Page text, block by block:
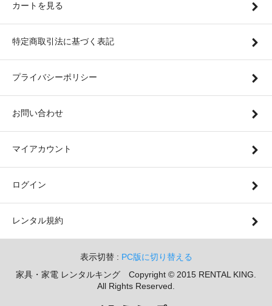
カートを見る
特定商取引法に基づく表記
プライバシーポリシー
お問い合わせ
マイアカウント
ログイン
レンタル規約
表示切替 : PC版に切り替える
家具・家電 レンタルキング Copyright © 2015 RENTAL KING.
All Rights Reserved.